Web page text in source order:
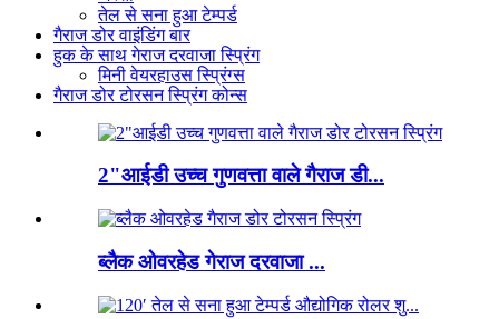
तेल से सना हुआ टेम्पर्ड
गैराज डोर वाइंडिंग बार
हुक के साथ गेराज दरवाजा स्प्रिंग
मिनी वेयरहाउस स्प्रिंग्स
गैराज डोर टोरसन स्प्रिंग कोन्स
2"आईडी उच्च गुणवत्ता वाले गैराज डी...
ब्लैक ओवरहेड गेराज दरवाजा ...